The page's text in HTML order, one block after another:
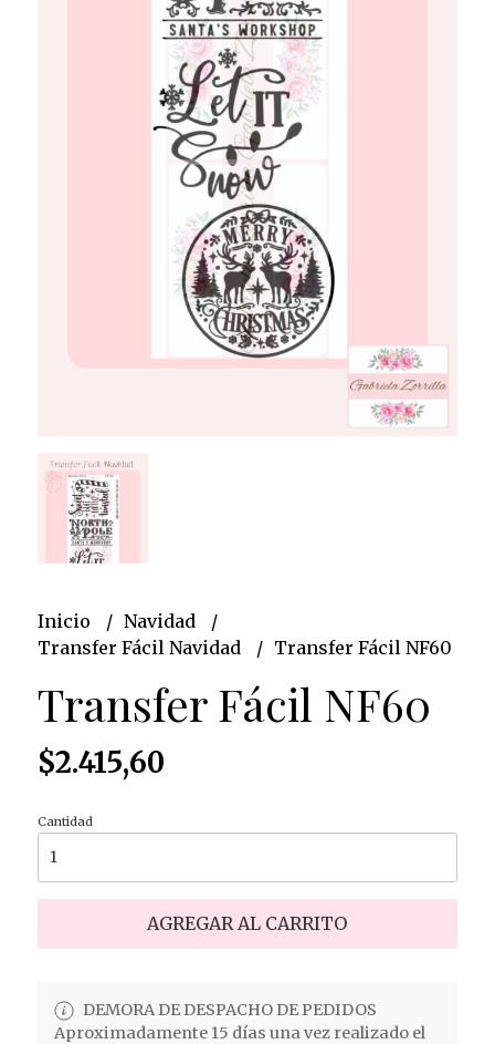
Inicio
Navidad
Transfer Fácil Navidad
Transfer Fácil NF60
Transfer Fácil NF60
$2.415,60
Cantidad
AGREGAR AL CARRITO
DEMORA DE DESPACHO DE PEDIDOS
Aproximadamente 15 días una vez realizado el